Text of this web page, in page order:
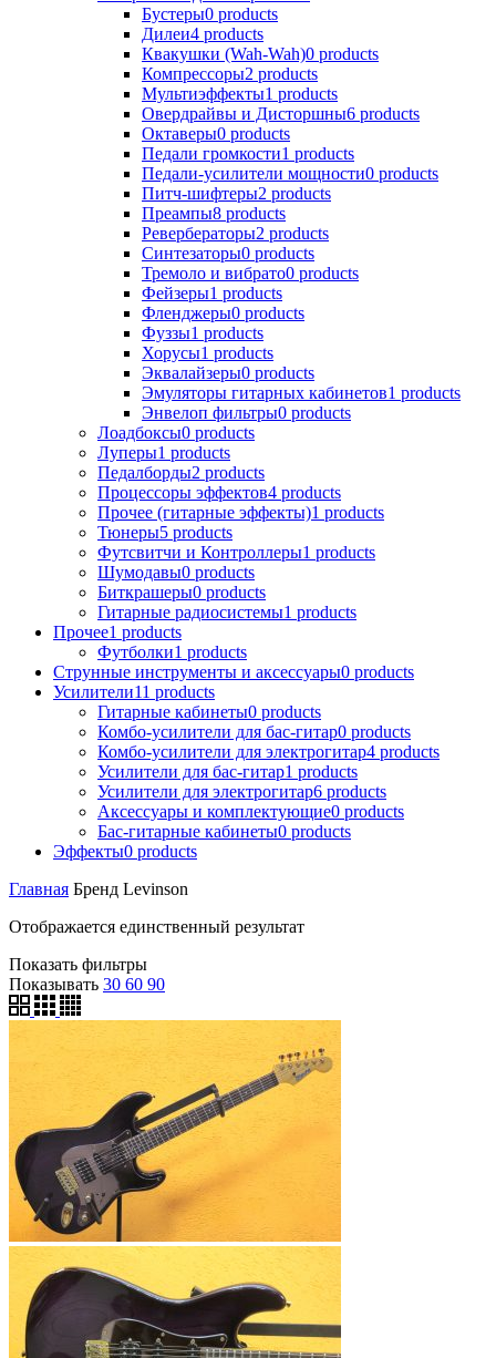
Бустеры0 products
Дилеи4 products
Квакушки (Wah-Wah)0 products
Компрессоры2 products
Мультиэффекты1 products
Овердрайвы и Дисторшны6 products
Октаверы0 products
Педали громкости1 products
Педали-усилители мощности0 products
Питч-шифтеры2 products
Преампы8 products
Ревербераторы2 products
Синтезаторы0 products
Тремоло и вибрато0 products
Фейзеры1 products
Фленджеры0 products
Фуззы1 products
Хорусы1 products
Эквалайзеры0 products
Эмуляторы гитарных кабинетов1 products
Энвелоп фильтры0 products
Лоадбоксы0 products
Луперы1 products
Педалборды2 products
Процессоры эффектов4 products
Прочее (гитарные эффекты)1 products
Тюнеры5 products
Футсвитчи и Контроллеры1 products
Шумодавы0 products
Биткрашеры0 products
Гитарные радиосистемы1 products
Прочее1 products
Футболки1 products
Струнные инструменты и аксессуары0 products
Усилители11 products
Гитарные кабинеты0 products
Комбо-усилители для бас-гитар0 products
Комбо-усилители для электрогитар4 products
Усилители для бас-гитар1 products
Усилители для электрогитар6 products
Аксессуары и комплектующие0 products
Бас-гитарные кабинеты0 products
Эффекты0 products
Главная Бренд Levinson
Отображается единственный результат
Показать фильтры
Показывать 30 60 90